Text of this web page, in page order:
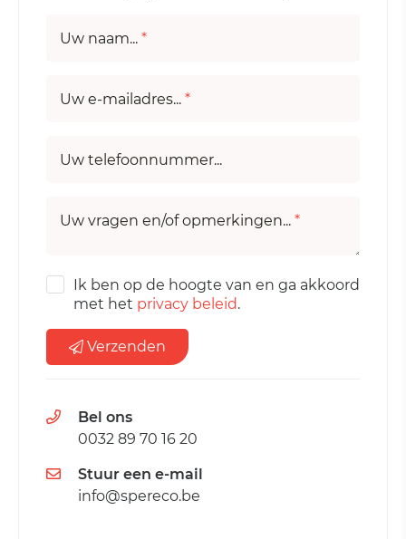
Uw naam... *
Uw e-mailadres... *
Uw telefoonnummer...
Uw vragen en/of opmerkingen... *
Ik ben op de hoogte van en ga akkoord
met het privacy beleid.
Verzenden
Bel ons
0032 89 70 16 20
Stuur een e-mail
info@spereco.be